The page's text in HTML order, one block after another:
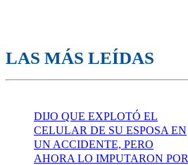
LAS MÁS LEÍDAS
DIJO QUE EXPLOTÓ EL
CELULAR DE SU ESPOSA EN
UN ACCIDENTE, PERO
AHORA LO IMPUTARON POR